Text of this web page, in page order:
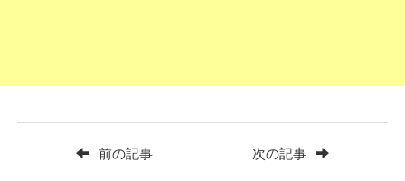
前の記事 次の記事